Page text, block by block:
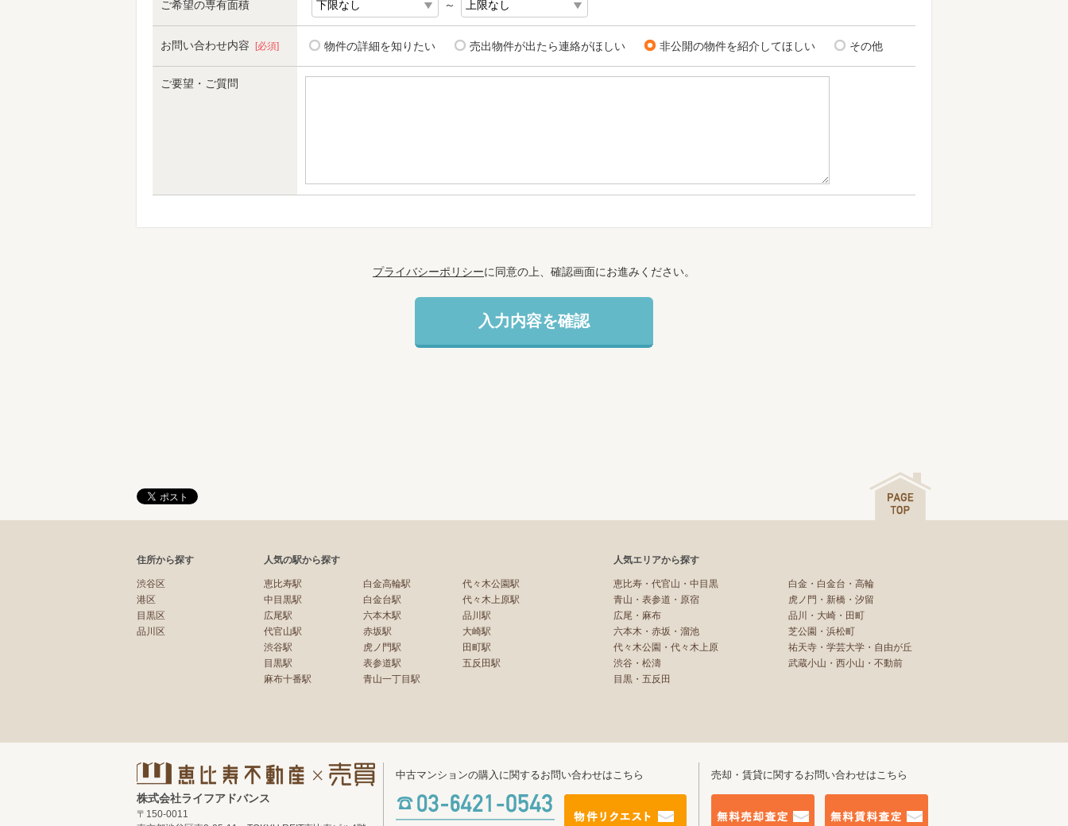
ご希望の専有面積 ～
お問い合わせ内容 [必須] 物件の詳細を知りたい 売出物件が出たら連絡がほしい 非公開の物件を紹介してほしい その他
ご要望・ご質問
プライバシーポリシーに同意の上、確認画面にお進みください。
住所から探す
渋谷区
港区
目黒区
品川区
人気の駅から探す
恵比寿駅
中目黒駅
広尾駅
代官山駅
渋谷駅
目黒駅
麻布十番駅
白金高輪駅
白金台駅
六本木駅
赤坂駅
虎ノ門駅
表参道駅
青山一丁目駅
代々木公園駅
代々木上原駅
品川駅
大崎駅
田町駅
五反田駅
人気エリアから探す
恵比寿・代官山・中目黒
青山・表参道・原宿
広尾・麻布
六本木・赤坂・溜池
代々木公園・代々木上原
渋谷・松濤
目黒・五反田
白金・白金台・高輪
虎ノ門・新橋・汐留
品川・大崎・田町
芝公園・浜松町
祐天寺・学芸大学・自由が丘
武蔵小山・西小山・不動前
株式会社ライフアドバンス
〒150-0011
中古マンションの購入に関するお問い合わせはこちら 売却・賃貸に関するお問い合わせはこちら